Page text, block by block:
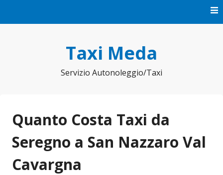
Taxi Meda
Servizio Autonoleggio/Taxi
Quanto Costa Taxi da
Seregno a San Nazzaro Val
Cavargna